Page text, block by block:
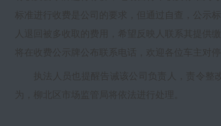
标准进行收费是公司的要求，但通过自查，公示
人退回被多收取的费用，希望反映人联系其提
将在收费公示牌公布联系电话，欢迎各位车主对
执法人员也提醒告诫该公司负责人，责令
为，柳北区市场监管局将依法进行处理。